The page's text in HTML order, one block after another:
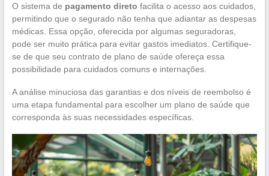
O sistema de pagamento direto facilita o acesso aos cuidados,
permitindo que o segurado não tenha que adiantar as despesas
médicas. Essa opção, oferecida por algumas seguradoras,
pode ser muito prática para evitar gastos imediatos. Certifique-
se de que seu contrato de plano de saúde ofereça essa
possibilidade para cuidados comuns e internações.
A análise minuciosa das garantias e dos níveis de reembolso é
uma etapa fundamental para escolher um plano de saúde que
corresponda às suas necessidades específicas.